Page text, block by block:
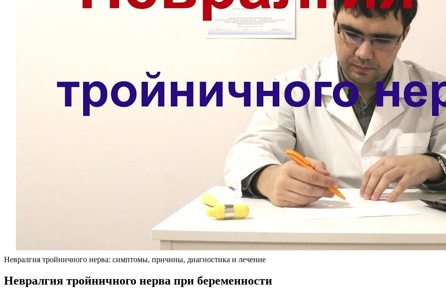
Невралгия тройничного нерва: симптомы, причины, диагностика и лечение
Невралгия тройничного нерва при беременности